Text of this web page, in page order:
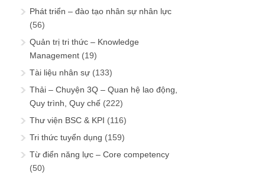
Phát triển – đào tạo nhân sự nhân lực
(56)
Quản trị tri thức – Knowledge
Management (19)
Tài liệu nhân sự (133)
Thải – Chuyện 3Q – Quan hệ lao động,
Quy trình, Quy chế (222)
Thư viện BSC & KPI (116)
Tri thức tuyển dụng (159)
Từ điển năng lực – Core competency
(50)